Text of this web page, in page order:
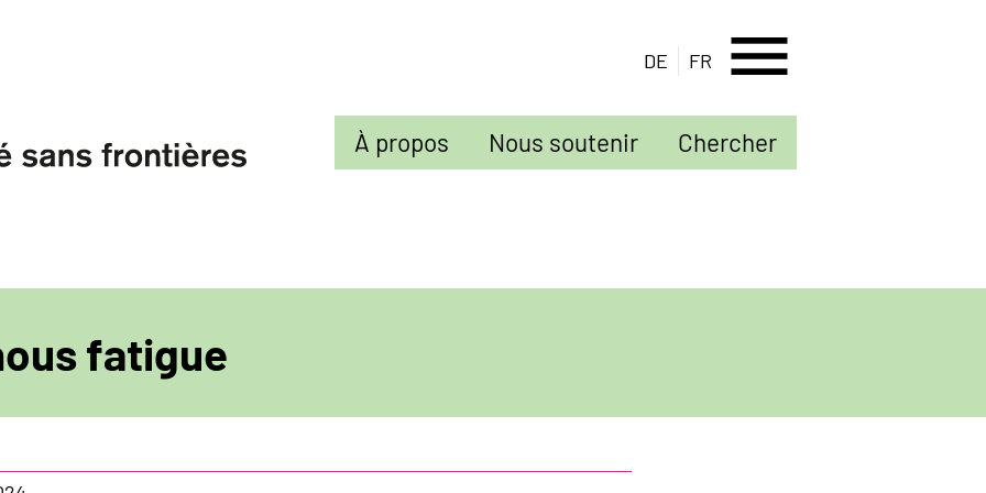
DE FR menu
Sekundarmenü
À propos Nous soutenir Chercher
fatigue